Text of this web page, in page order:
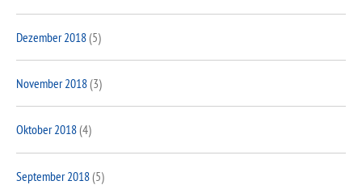
Dezember 2018(5)
November 2018(3)
Oktober 2018(4)
September 2018(5)